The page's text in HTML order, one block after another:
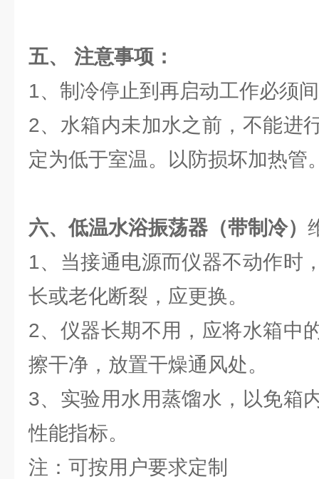
五、 注意事项：
1、制冷停止到再启动工作必须
2、水箱内未加水之前，不能进
定为低于室温。以防损坏加热管
六、低温水浴振荡器（带制冷）
1、当接通电源而仪器不动作时
长或老化断裂，应更换。
2、仪器长期不用，应将水箱中
擦干净，放置干燥通风处。
3、实验用水用蒸馏水，以免箱
性能指标。
注：可按用户要求定制